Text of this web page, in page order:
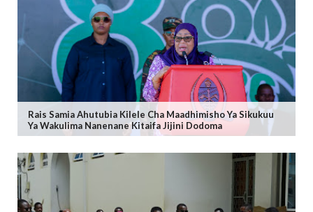
Rais Samia Ahutubia Kilele Cha Maadhimisho Ya Sikukuu
Ya Wakulima Nanenane Kitaifa Jijini Dodoma